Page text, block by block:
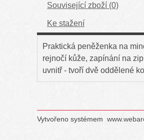
Související zboží (0)
Ke stažení
Praktická peněženka na
rejnočí kůže, zapínání na
uvnitř - tvoří dvě oddělené
Vytvořeno systémem